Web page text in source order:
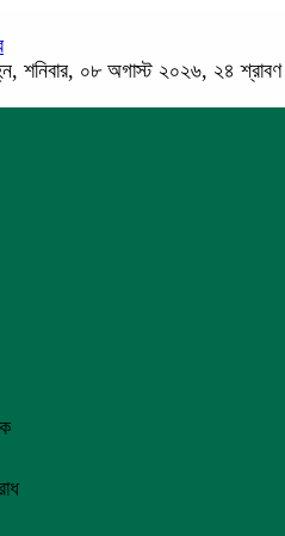
শনিবার, ০৮ অগাস্ট ২০২৬, ২৪ শ্রাবণ